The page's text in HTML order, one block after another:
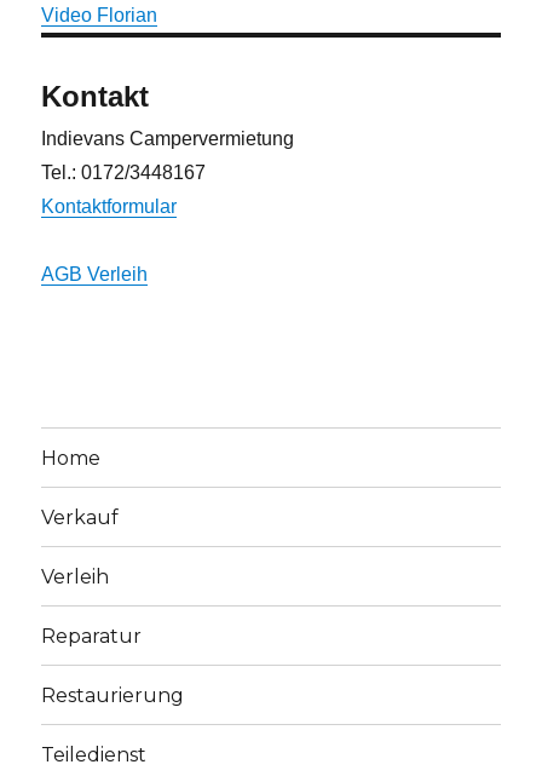
Video Florian
Kontakt
Indievans Campervermietung
Tel.: 0172/3448167
Kontaktformular
AGB Verleih
Home
Verkauf
Verleih
Reparatur
Restaurierung
Teiledienst